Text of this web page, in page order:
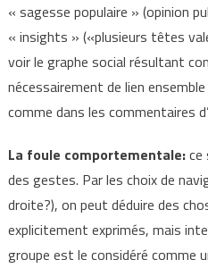
« sagesse populaire » (opinion
« insights » («plusieurs têtes
voir le graphe social résultant
nécessairement de lien
comme dans les commentaires
La foule comportementale:ce
des gestes. Par les choix de
droite?), on peut déduire des
explicitement exprimés, mais
groupe est le considéré comme